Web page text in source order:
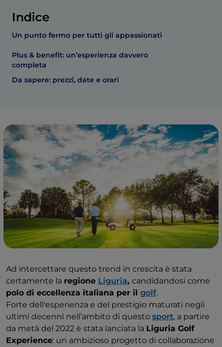
Indice
Un punto fermo per tutti gli appassionati
Plus & benefit: un’esperienza davvero
completa
Da sapere: prezzi, date e orari
Ad intercettare questo trend in crescita è stata
certamente la regione Liguria, candidandosi come
polo di eccellenza italiana per il golf.
Forte dell'esperienza e del prestigio maturati negli
ultimi decenni nell’ambito di questo sport, a partire
da metà del 2022 è stata lanciata la Liguria Golf
Experience: un ambizioso progetto di collaborazione